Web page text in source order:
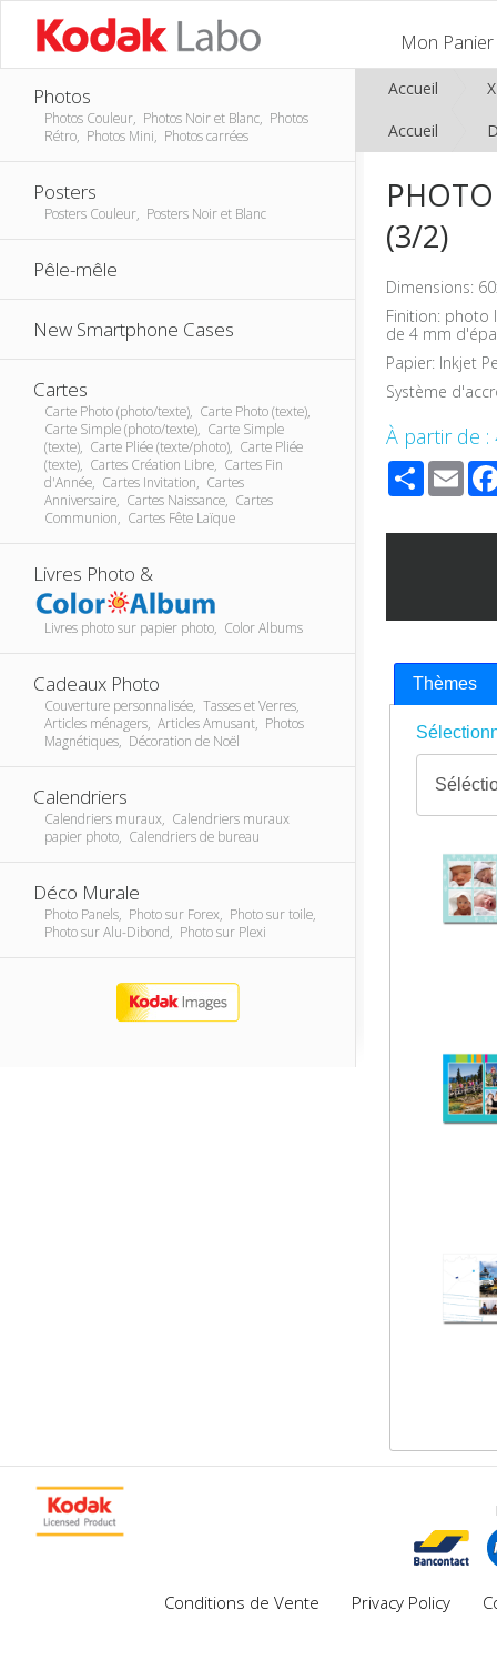
Mon Panier
Photos
Photos Couleur, Photos Noir et Blanc, Photos
Rétro, Photos Mini, Photos carrées
Posters
Posters Couleur, Posters Noir et Blanc
Pêle-mêle
New Smartphone Cases
Cartes
Carte Photo (photo/texte), Carte Photo (texte),
Carte Simple (photo/texte), Carte Simple
(texte), Carte Pliée (texte/photo), Carte Pliée
(texte), Cartes Création Libre, Cartes Fin
d'Année, Cartes Invitation, Cartes
Anniversaire, Cartes Naissance, Cartes
Communion, Cartes Fête Laïque
Livres Photo &
Livres photo sur papier photo, Color Albums
Cadeaux Photo
Couverture personnalisée, Tasses et Verres,
Articles ménagers, Articles Amusant, Photos
Magnétiques, Décoration de Noël
Calendriers
Calendriers muraux, Calendriers muraux
papier photo, Calendriers de bureau
Déco Murale
Photo Panels, Photo sur Forex, Photo sur toile,
Photo sur Alu-Dibond, Photo sur Plexi
Accueil
Accueil
(3/2)
Dimensions:
Finition: photo
de 4 mm
Papier: Inkjet
Système
À partir de :
Share
Thèmes
Conditions de Vente Privacy Policy